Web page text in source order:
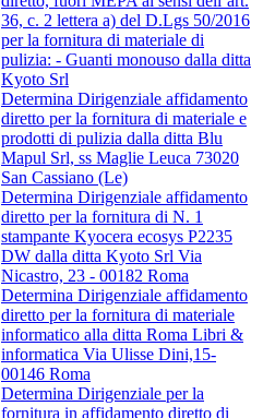
36, c. 2 lettera a) del D.Lgs 50/2016
per la fornitura di materiale di
pulizia: - Guanti monouso dalla ditta
Kyoto Srl
Determina Dirigenziale affidamento
diretto per la fornitura di materiale e
prodotti di pulizia dalla ditta Blu
Mapul Srl, ss Maglie Leuca 73020
San Cassiano (Le)
Determina Dirigenziale affidamento
diretto per la fornitura di N. 1
stampante Kyocera ecosys P2235
DW dalla ditta Kyoto Srl Via
Nicastro, 23 - 00182 Roma
Determina Dirigenziale affidamento
diretto per la fornitura di materiale
informatico alla ditta Roma Libri &
informatica Via Ulisse Dini,15-
00146 Roma
Determina Dirigenziale per la
fornitura in affidamento diretto di